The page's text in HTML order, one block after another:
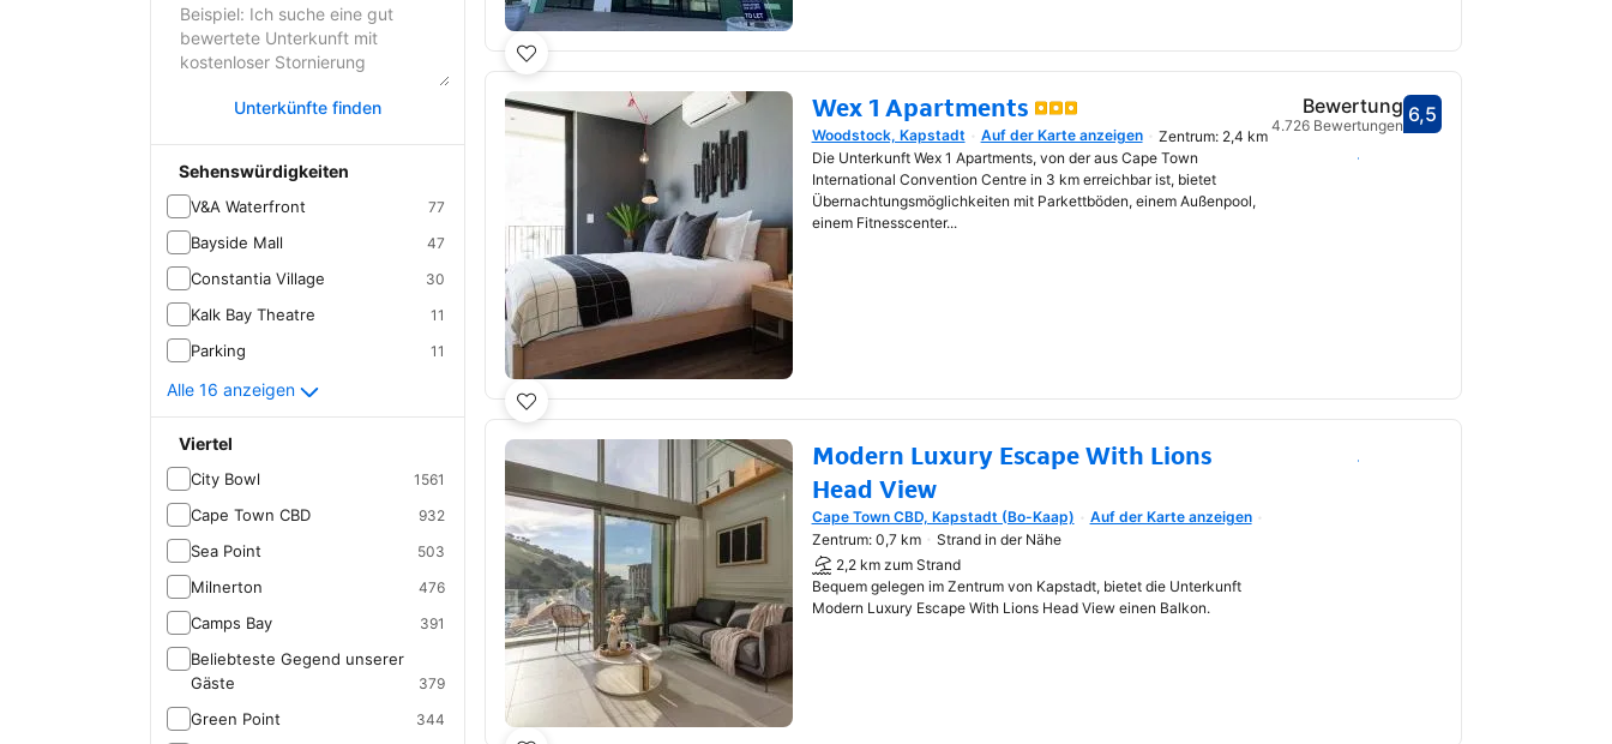
Unterkünfte finden
Sehenswürdigkeiten
V&A Waterfront 77
Bayside Mall 47
Constantia Village 30
Kalk Bay Theatre 11
Parking 11
Alle 16 anzeigen
Viertel
City Bowl 1561
Cape Town CBD 932
Sea Point 503
Milnerton 476
Camps Bay 391
Beliebteste Gegend unserer
Gäste
379
Green Point 344
Wex 1 Apartments
Wird in neuem Fenster geöffnet
Woodstock, Kapstadt Auf der Karte anzeigen
Zentrum: 2,4 km
Die Unterkunft Wex 1 Apartments, von der aus Cape Town
International Convention Centre in 3 km erreichbar ist, bietet
Übernachtungsmöglichkeiten mit Parkettböden, einem Außenpool,
einem Fitnesscenter...
Bewertet mit 6,5
6,5
Bewertung
4.726 Bewertungen
Daten auswählen
Modern Luxury Escape With Lions
Head View
Wird in neuem Fenster geöffnet
Cape Town CBD, Kapstadt (Bo-Kaap)
Auf der Karte anzeigen
Zentrum: 0,7 km
Strand in der Nähe
2,2 km zum Strand
Bequem gelegen im Zentrum von Kapstadt, bietet die Unterkunft
Modern Luxury Escape With Lions Head View einen Balkon.
Daten auswählen